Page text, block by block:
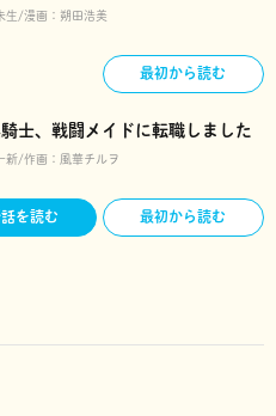
生 漫画： 朔田浩美
最初から読む
士、戦闘メイドに転職しました
新 作画： 風華チルヲ
を読む 最初から読む